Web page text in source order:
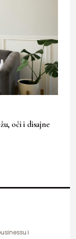
oči i disajne
i